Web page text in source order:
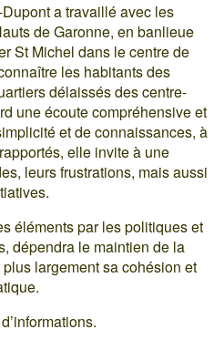
a travaillé avec les
de Garonne, en banlieue
St Michel dans le centre de
les habitants des
délaissés des centre-
une écoute compréhensive et
et de connaissances, à
elle invite à une
leurs frustrations, mais aussi
éléments par les politiques et
dépendra le maintien de la
largement sa cohésion et